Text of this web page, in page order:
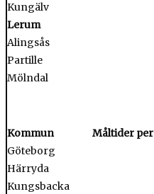
Kungälv
Lerum
Alingsås
Partille
Mölndal
Kommun Måltider
Göteborg
Härryda
Kungsbacka